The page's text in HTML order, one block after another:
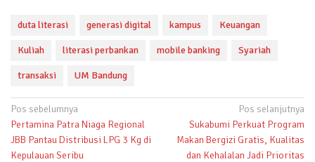
duta literasi generasi digital kampus Keuangan
Kuliah literasi perbankan mobile banking Syariah
transaksi UM Bandung
Navigasi
pos
Pos sebelumnya
Pertamina Patra Niaga Regional
JBB Pantau Distribusi LPG 3 Kg di
Kepulauan Seribu
Pos selanjutnya
Sukabumi Perkuat Program
Makan Bergizi Gratis, Kualitas
dan Kehalalan Jadi Prioritas